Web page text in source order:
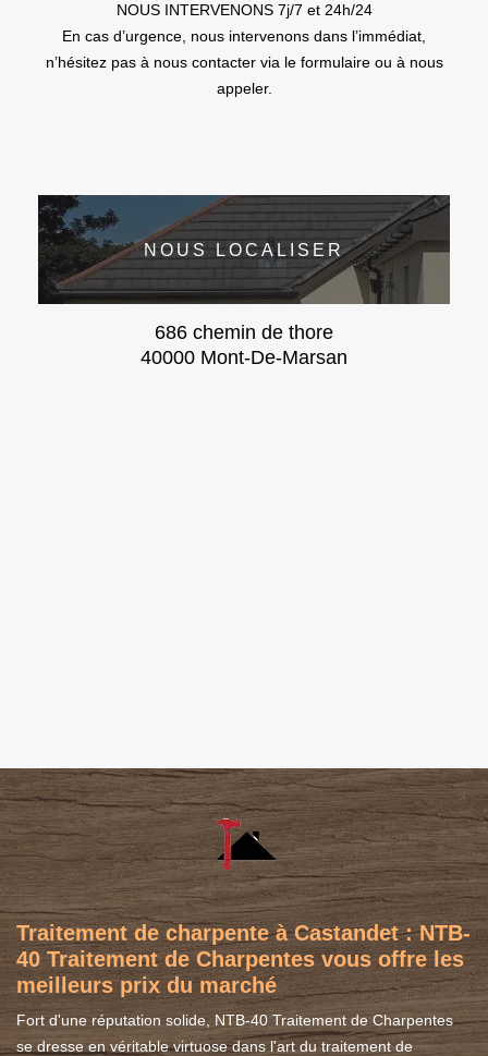
NOUS INTERVENONS 7j/7 et 24h/24
En cas d’urgence, nous intervenons dans l’immédiat,
n’hésitez pas à nous contacter via le formulaire ou à nous
appeler.
NOUS LOCALISER
686 chemin de thore
40000 Mont-De-Marsan
Traitement de charpente à Castandet : NTB-
40 Traitement de Charpentes vous offre les
meilleurs prix du marché
Fort d'une réputation solide, NTB-40 Traitement de Charpentes
se dresse en véritable virtuose dans l'art du traitement de